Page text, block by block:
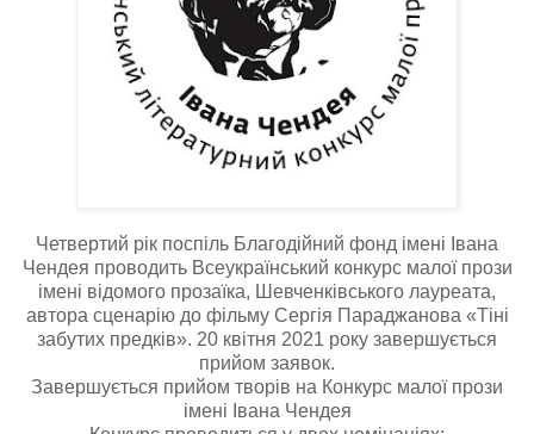
Четвертий рік поспіль Благодійний фонд імені Івана
Чендея проводить Всеукраїнський конкурс малої прози
імені відомого прозаїка, Шевченківського лауреата,
автора сценарію до фільму Сергія Параджанова «Тіні
забутих предків». 20 квітня 2021 року завершується
прийом заявок.
Завершується прийом творів на Конкурс малої прози
імені Івана Чендея